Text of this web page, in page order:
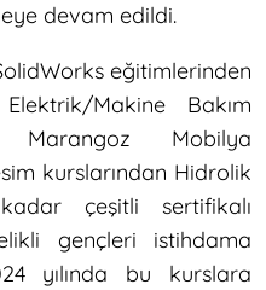
devam edildi.
eğitimlerinden
Makine Bakım
Marangoz Mobilya
kurslarından Hidrolik
çeşitli sertifikalı
gençleri istihdama
yılında bu kurslara